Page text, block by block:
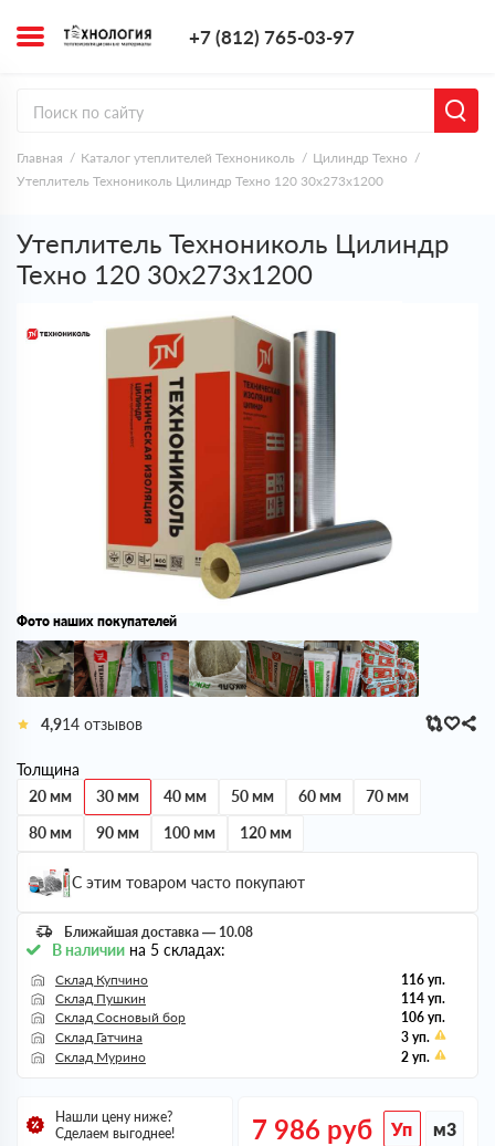
+7 (812) 765-03-97
Главная Каталог утеплителей Технониколь
Цилиндр Техно
Утеплитель Технониколь Цилиндр Техно 120 30х273х1200
Утеплитель Технониколь Цилиндр
Техно 120 30х273х1200
Фото наших покупателей
4,9 14 отзывов
Толщина
20 мм
30 мм 40 мм 50 мм 60 мм
70 мм
80 мм
90 мм 100 мм 120 мм
С этим товаром часто покупают
Ближайшая доставка — 10.08
В наличии на 5 складах:
Склад Купчино
116 уп.
Склад Пушкин
114 уп.
Склад Сосновый бор
106 уп.
Склад Гатчина
3 уп.
Склад Мурино
2 уп.
7 986 руб Уп м3
Нашли цену ниже?
Сделаем выгоднее!